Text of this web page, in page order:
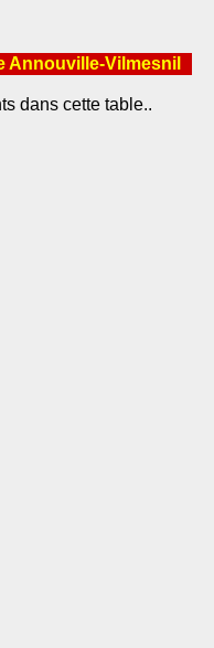
Annouville-Vilmesnil
dans cette table..